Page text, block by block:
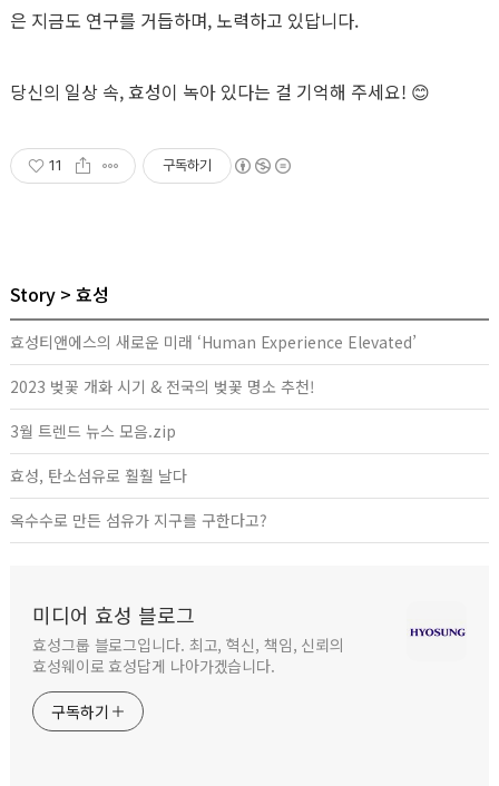
은 지금도 연구를 거듭하며, 노력하고 있답니다.
당신의 일상 속, 효성이 녹아 있다는 걸 기억해 주세요! 😊
11 구독하기
Story 효성
효성티앤에스의 새로운 미래 ‘Human Experience Elevated’
2023 벚꽃 개화 시기 & 전국의 벚꽃 명소 추천!
3월 트렌드 뉴스 모음.zip
효성, 탄소섬유로 훨훨 날다
옥수수로 만든 섬유가 지구를 구한다고?
미디어 효성 블로그
효성그룹 블로그입니다. 최고, 혁신, 책임, 신뢰의
효성웨이로 효성답게 나아가겠습니다.
구독하기